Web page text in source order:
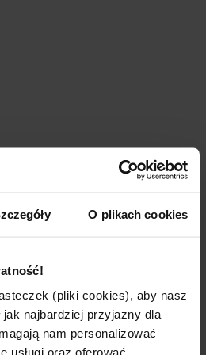
O plikach cookies
(pliki cookies), aby nasz
jak najbardziej przyjazny dla
nam personalizować
usługi oraz oferować